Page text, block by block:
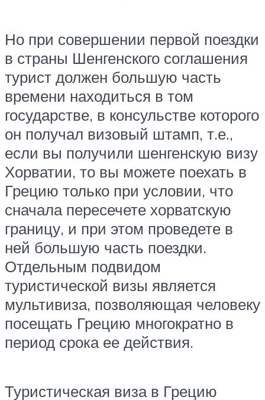
Но при совершении первой поездки
в страны Шенгенского соглашения
турист должен большую часть
времени находиться в том
государстве, в консульстве которого
он получал визовый штамп, т.е.,
если вы получили шенгенскую визу
Хорватии, то вы можете поехать в
Грецию только при условии, что
сначала пересечете хорватскую
границу, и при этом проведете в
ней большую часть поездки.
Отдельным подвидом
туристической визы является
мультивиза, позволяющая человеку
посещать Грецию многократно в
период срока ее действия.
Туристическая виза в Грецию